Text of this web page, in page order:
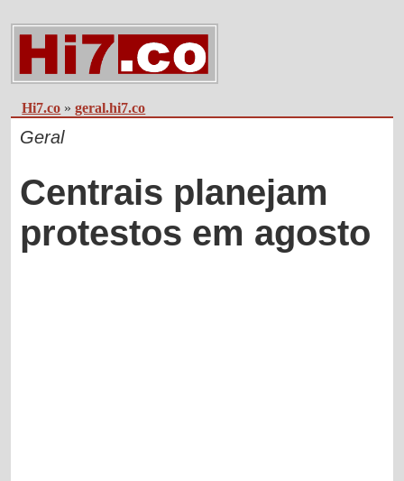
Hi7.co »geral.hi7.co
Geral
Centrais planejam
protestos em agosto